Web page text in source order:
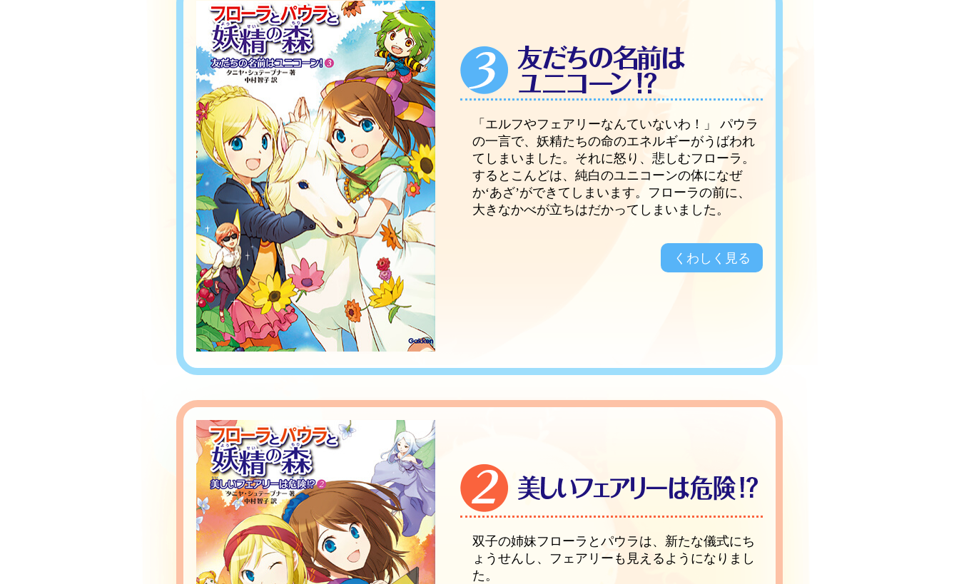
「エルフやフェアリーなんていないわ！」 パウラ
の一言で、妖精たちの命のエネルギーがうばわれ
てしまいました。それに怒り、悲しむフローラ。
するとこんどは、純白のユニコーンの体になぜ
か‘あざ’ができてしまいます。フローラの前に、
大きなかべが立ちはだかってしまいました。
くわしく見る
双子の姉妹フローラとパウラは、新たな儀式にち
ょうせんし、フェアリーも見えるようになりまし
た。